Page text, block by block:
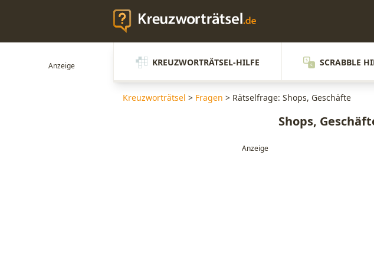
KREUZWORTRÄTSEL-HILFE SCRABBLE
Kreuzworträtsel > Fragen > Rätselfrage: Shops, Geschäfte
Shops,